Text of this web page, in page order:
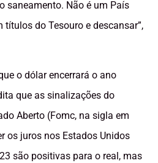
saneamento. Não é um País
títulos do Tesouro e descansar”,
o dólar encerrará o ano
que as sinalizações do
Aberto (Fomc, na sigla em
os juros nos Estados Unidos
são positivas para o real, mas